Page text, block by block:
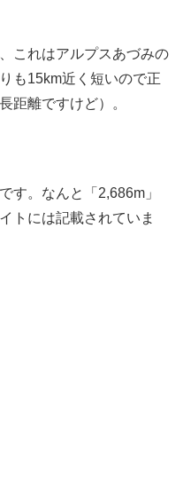
これはアルプスあづみの
も15km近く短いので正
距離ですけど）。
す。なんと「2,686m」
トには記載されていま